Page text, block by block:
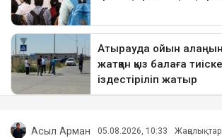
Асыл Арман 05.08.2026, 10:33 Жаңалықтар